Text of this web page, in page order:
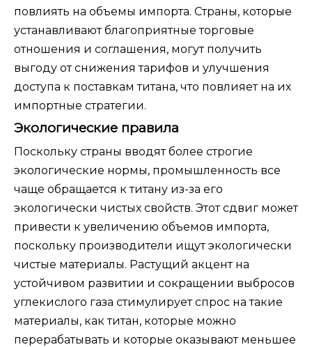
повлиять на объемы импорта. Страны, которые
устанавливают благоприятные торговые
отношения и соглашения, могут получить
выгоду от снижения тарифов и улучшения
доступа к поставкам титана, что повлияет на их
импортные стратегии.
Экологические правила
Поскольку страны вводят более строгие
экологические нормы, промышленность все
чаще обращается к титану из-за его
экологически чистых свойств. Этот сдвиг может
привести к увеличению объемов импорта,
поскольку производители ищут экологически
чистые материалы. Растущий акцент на
устойчивом развитии и сокращении выбросов
углекислого газа стимулирует спрос на такие
материалы, как титан, которые можно
перерабатывать и которые оказывают меньшее